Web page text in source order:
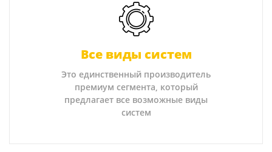
Все виды систем
Это единственный производитель
премиум сегмента, который
предлагает все возможные виды
систем